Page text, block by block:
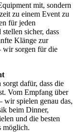
mit, sondern
zu einem Event zu
für jeden
sicher, dass
Klänge zur
wir sorgen für die
dafür, dass die
Vom Empfang über
wir spielen genau das,
beim Dinner,
und die besten
möglich.